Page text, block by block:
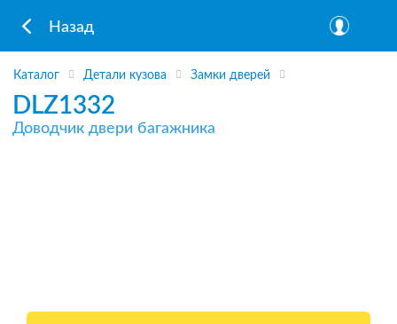
Назад
Каталог Детали кузова Замки дверей
DLZ1332
Доводчик двери багажника